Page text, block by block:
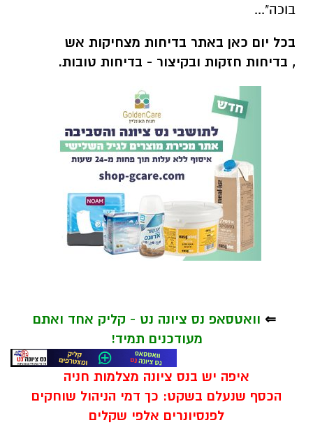
בוכה"...
בכל יום כאן באתר בדיחות מצחיקות אש
, בדיחות חזקות ובקיצור - בדיחות טובות.
⇐ וואטסאפ נס ציונה נט - קליק אחד ואתם
מעודכנים תמיד!
איפה יש בנס ציונה מצלמות חניה
הכסף שנעלם בשקט: כך דמי הניהול שוחקים
לפנסיונרים אלפי שקלים